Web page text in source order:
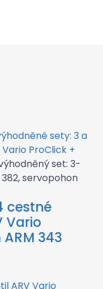
sety: 3 a
ProClick +
set: 3-
servopohon
cestné
Vario
343